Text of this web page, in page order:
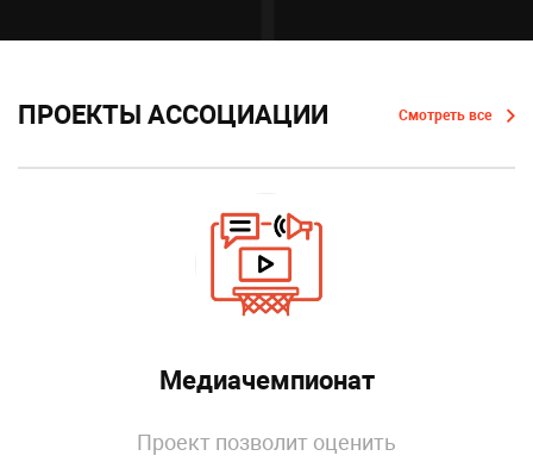
ПРОЕКТЫ АССОЦИАЦИИ Смотреть все
Медиачемпионат
Проект позволит оценить